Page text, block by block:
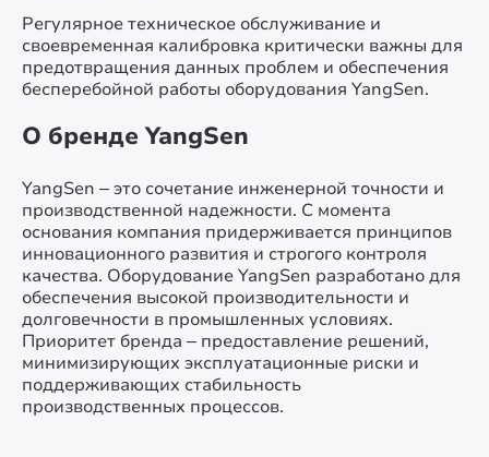
Регулярное техническое обслуживание и
своевременная калибровка критически важны для
предотвращения данных проблем и обеспечения
бесперебойной работы оборудования YangSen.
О бренде YangSen
YangSen – это сочетание инженерной точности и
производственной надежности. С момента
основания компания придерживается принципов
инновационного развития и строгого контроля
качества. Оборудование YangSen разработано для
обеспечения высокой производительности и
долговечности в промышленных условиях.
Приоритет бренда – предоставление решений,
минимизирующих эксплуатационные риски и
поддерживающих стабильность
производственных процессов.